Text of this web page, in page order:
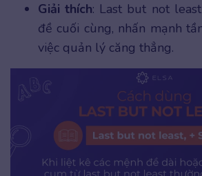
Giải thích: Last but not
đề cuối cùng, nhấn mạnh
việc quản lý căng thẳng.